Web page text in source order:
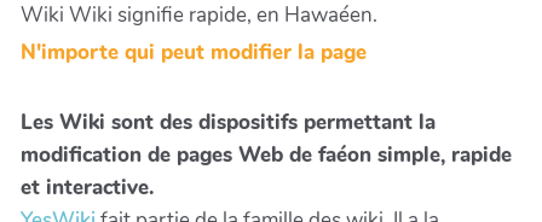
Wiki Wiki signifie rapide, en Hawaéen.
N'importe qui peut modifier la page
Les Wiki sont des dispositifs permettant la
modification de pages Web de faéon simple, rapide
et interactive.